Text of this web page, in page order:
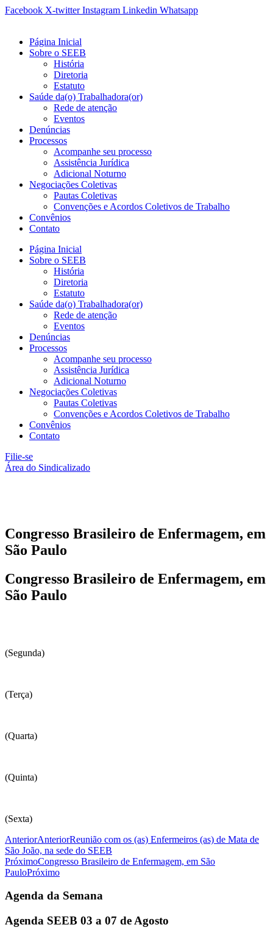
Ir
conteúdo
Facebook X-twitter Instagram Linkedin Whatsapp
Página Inicial
Sobre o SEEB
História
Diretoria
Estatuto
Saúde da(o) Trabalhadora(or)
Rede de atenção
Eventos
Denúncias
Processos
Acompanhe seu processo
Assistência Jurídica
Adicional Noturno
Negociações Coletivas
Pautas Coletivas
Convenções e Acordos Coletivos de Trabalho
Convênios
Contato
Página Inicial
Sobre o SEEB
História
Diretoria
Estatuto
Saúde da(o) Trabalhadora(or)
Rede de atenção
Eventos
Denúncias
Processos
Acompanhe seu processo
Assistência Jurídica
Adicional Noturno
Negociações Coletivas
Pautas Coletivas
Convenções e Acordos Coletivos de Trabalho
Convênios
Contato
Filie-se
Área do Sindicalizado
Congresso Brasileiro de Enfermagem, em
São Paulo
Congresso Brasileiro de Enfermagem, em
São Paulo
(Segunda)
(Terça)
(Quarta)
(Quinta)
(Sexta)
AnteriorAnteriorReunião com os (as) Enfermeiros (as) de Mata de
São João, na sede do SEEB
PróximoCongresso Brasileiro de Enfermagem, em São
PauloPróximo
Agenda da Semana
Agenda SEEB 03 a 07 de Agosto